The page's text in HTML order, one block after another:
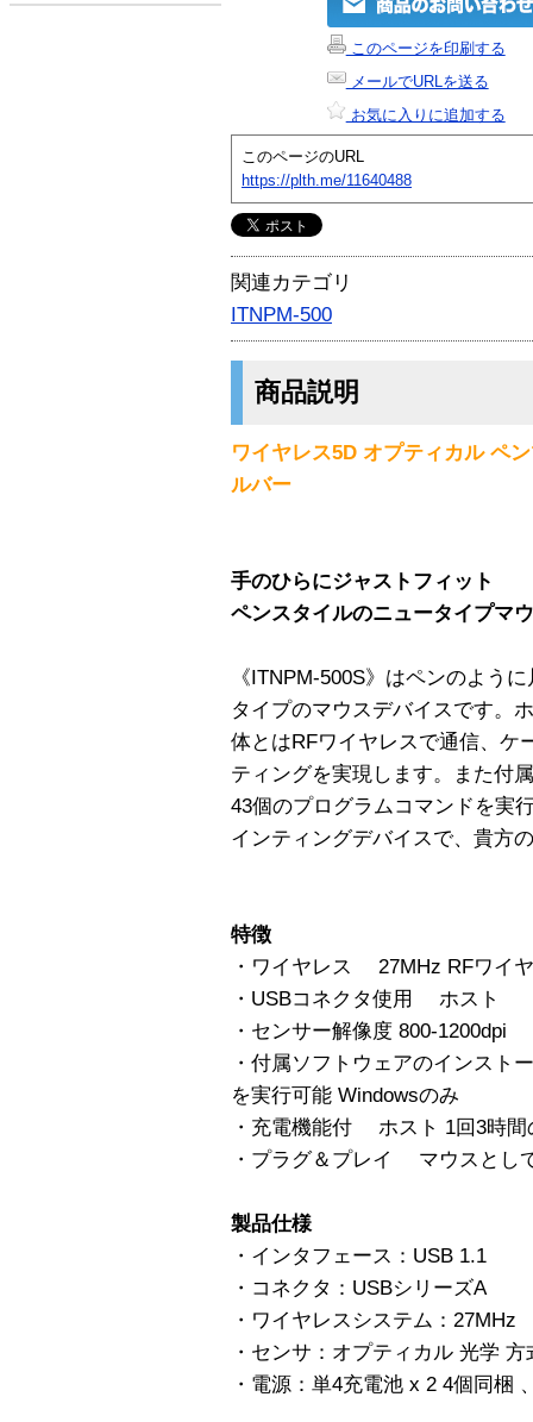
このページを印刷する
メールでURLを送る
お気に入りに追加する
このページのURL
https://plth.me/11640488
関連カテゴリ
ITNPM-500
商品説明
ワイヤレス5D オプティカル ペ
ルバー
手のひらにジャストフィット
ペンスタイルのニュータイプマ
《ITNPM-500S》はペンのよう
タイプのマウスデバイスです。
体とはRFワイヤレスで通信、ケ
ティングを実現します。また付
43個のプログラムコマンドを実
インティングデバイスで、貴方
特徴
・ワイヤレス 27MHz RFワイ
・USBコネクタ使用 ホスト
・センサー解像度 800-1200dpi
・付属ソフトウェアのインスト
を実行可能 Windowsのみ
・充電機能付 ホスト 1回3時間
・プラグ＆プレイ マウスとし
製品仕様
・インタフェース：USB 1.1
・コネクタ：USBシリーズA
・ワイヤレスシステム：27MHz
・センサ：オプティカル 光学 方
・電源：単4充電池 x 2 4個同梱